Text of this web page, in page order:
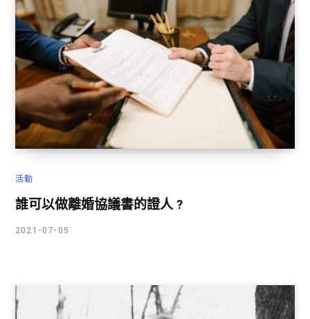
活動
誰可以做離婚協議書的證人 ?
2021-07-05